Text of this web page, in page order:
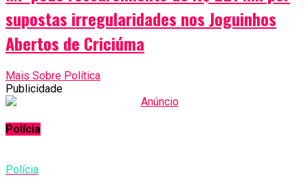
supostas irregularidades nos Joguinhos
Abertos de Criciúma
Mais Sobre Política
Publicidade
Polícia
Polícia